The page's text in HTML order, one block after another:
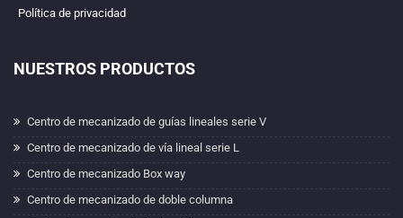
Política de privacidad
NUESTROS PRODUCTOS
Centro de mecanizado de guías lineales serie V
Centro de mecanizado de vía lineal serie L
Centro de mecanizado Box way
Centro de mecanizado de doble columna